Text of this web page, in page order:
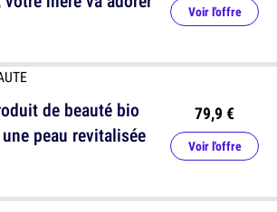
de beauté bio
peau revitalisée
79,9 €
Voir l'offre
Voir l'offre